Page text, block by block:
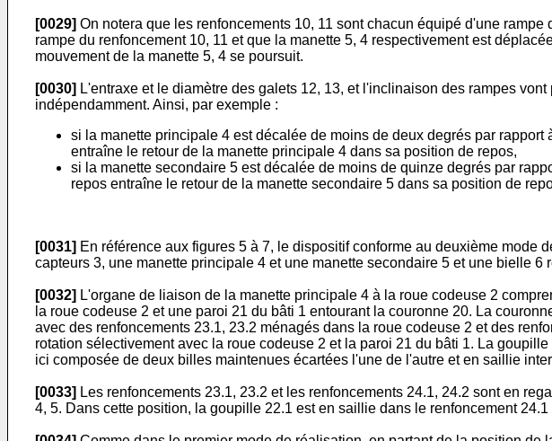
[0029] On notera que les renfoncements 10, 11 sont chacun équipé d'une
rampe du renfoncement 10, 11 et que la manette 5, 4 respectivement est
mouvement de la manette 5, 4 se poursuit.
[0030] L'entraxe et le diamètre des galets 12, 13, et l'inclinaison des rampes
indépendamment. Ainsi, par exemple :
si la manette principale 4 est décalée de moins de deux degrés par
entraîne le retour de la manette principale 4 dans sa position de repos,
si la manette secondaire 5 est décalée de moins de quinze degrés par
repos entraîne le retour de la manette secondaire 5 dans sa position de
[0031] En référence aux figures 5 à 7, le dispositif conforme au deuxième
capteurs 3, une manette principale 4 et une manette secondaire 5 et une bielle
[0032] L'organe de liaison de la manette principale 4 à la roue codeuse 2
la roue codeuse 2 et une paroi 21 du bâti 1 entourant la couronne 20. La
avec des renfoncements 23.1, 23.2 ménagés dans la roue codeuse 2 et des
rotation sélectivement avec la roue codeuse 2 et la paroi 21 du bâti 1. La
ici composée de deux billes maintenues écartées l'une de l'autre et en saillie
[0033] Les renfoncements 23.1, 23.2 et les renfoncements 24.1, 24.2 sont en
4, 5. Dans cette position, la goupille 22.1 est en saillie dans le renfoncement